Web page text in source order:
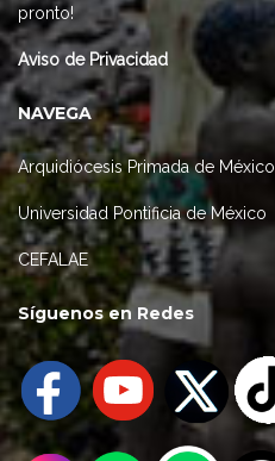
pronto!
Aviso de Privacidad
NAVEGA
Arquidiócesis Primada de México
Universidad Pontificia de México
CEFALAE
Síguenos en Redes